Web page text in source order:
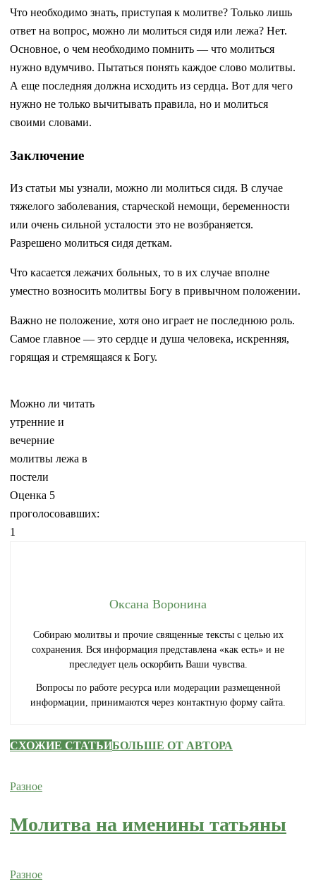
Что необходимо знать, приступая к молитве? Только лишь
ответ на вопрос, можно ли молиться сидя или лежа? Нет.
Основное, о чем необходимо помнить — что молиться
нужно вдумчиво. Пытаться понять каждое слово молитвы.
А еще последняя должна исходить из сердца. Вот для чего
нужно не только вычитывать правила, но и молиться
своими словами.
Заключение
Из статьи мы узнали, можно ли молиться сидя. В случае
тяжелого заболевания, старческой немощи, беременности
или очень сильной усталости это не возбраняется.
Разрешено молиться сидя деткам.
Что касается лежачих больных, то в их случае вполне
уместно возносить молитвы Богу в привычном положении.
Важно не положение, хотя оно играет не последнюю роль.
Самое главное — это сердце и душа человека, искренняя,
горящая и стремящаяся к Богу.
Можно ли читать
утренние и
вечерние
молитвы лежа в
постели
Оценка 5
проголосовавших:
1
Оксана Воронина
Собираю молитвы и прочие священные тексты с целью их
сохранения. Вся информация представлена «как есть» и не
преследует цель оскорбить Ваши чувства.
Вопросы по работе ресурса или модерации размещенной
информации, принимаются через контактную форму сайта.
СХОЖИЕ СТАТЬИБОЛЬШЕ ОТ АВТОРА
Разное
Молитва на именины татьяны
Разное